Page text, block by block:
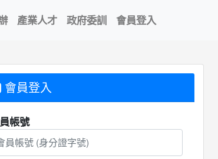
產業人才 政府委訓 會員登入
會員登入
帳號